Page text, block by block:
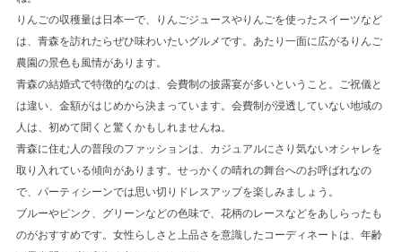
りんごの収穫量は日本一で、りんごジュースやりんごを使ったスイーツなど
は、青森を訪れたらぜひ味わいたいグルメです。あたり一面に広がるりんご
農園の景色も風情があります。
青森の結婚式で特徴的なのは、会費制の披露宴が多いということ。ご祝儀と
は違い、金額がはじめから決まっています。会費制が浸透していない地域の
人は、初めて聞くと驚くかもしれませんね。
青森に住む人の普段のファッションは、カジュアルにさり気ないオシャレを
取り入れている傾向があります。せっかくの晴れの舞台へのお呼ばれなの
で、パーティシーンでは思い切りドレスアップを楽しみましょう。
ブルーやピンク、グリーンなどの色味で、花柄のレースなどをあしらったも
のがおすすめです。女性らしさと上品さを意識したコーディネートは、年齢